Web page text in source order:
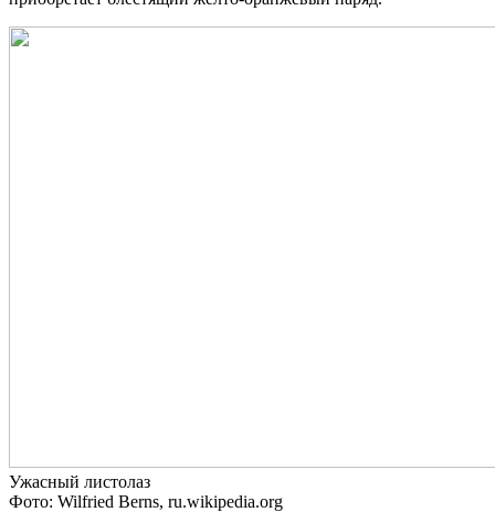
Ужасный листолаз
Фото: Wilfried Berns, ru.wikipedia.org